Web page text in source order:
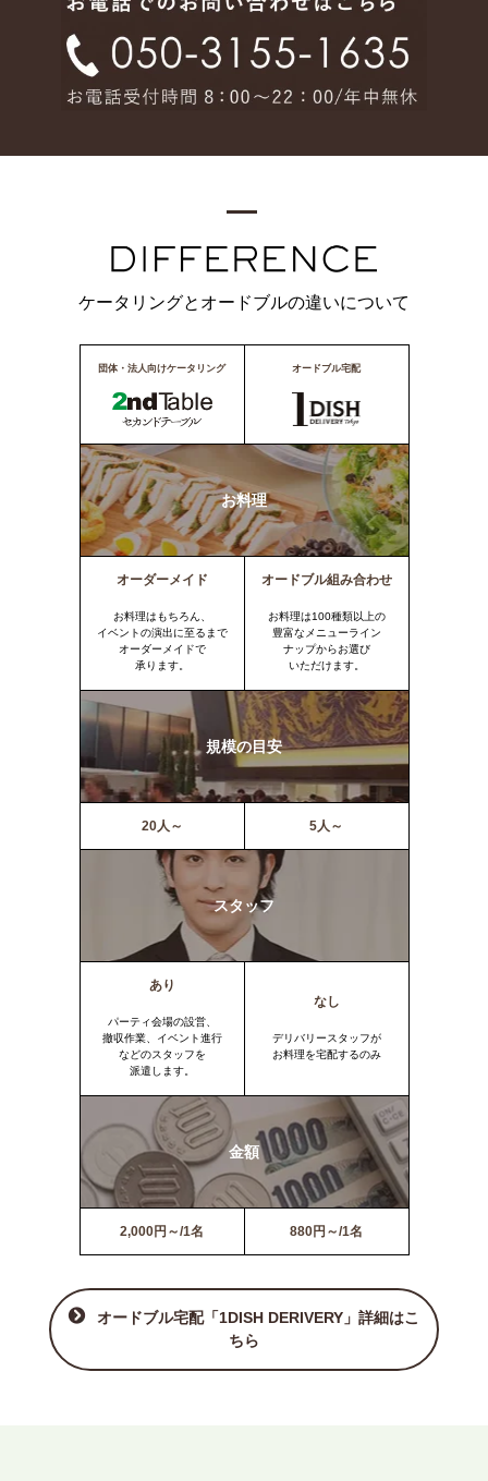
ケータリングとオードブルの違いについて
団体・法人向けケータリング オードブル宅配
お料理
オーダーメイド
お料理はもちろん、
イベントの演出に至るまで
オーダーメイドで
承ります。
オードブル組み合わせ
お料理は100種類以上の
豊富なメニューライン
ナップからお選び
いただけます。
規模の目安
20人～ 5人～
スタッフ
あり
パーティ会場の設営、
撤収作業、イベント進行
などのスタッフを
派遣します。
なし
デリバリースタッフが
お料理を宅配するのみ
金額
2,000円～/1名 880円～/1名
オードブル宅配「1DISH DERIVERY」詳細はこ
ちら